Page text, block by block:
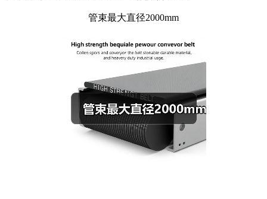
管束最大直径2000mm